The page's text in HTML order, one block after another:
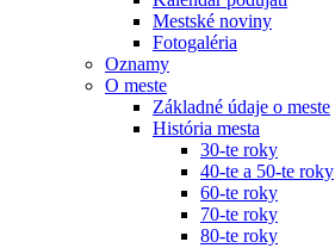
Mestské noviny
Fotogaléria
Oznamy
O meste
Základné údaje o meste
História mesta
30-te roky
40-te a 50-te roky
60-te roky
70-te roky
80-te roky